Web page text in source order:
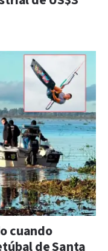
cuando
de Santa